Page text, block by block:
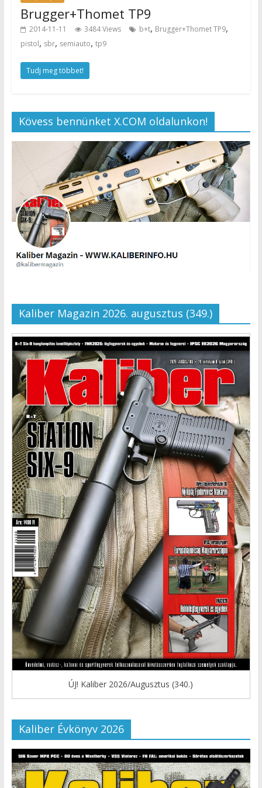
Brugger+Thomet TP9
2014-11-11 3484 Views b+t, Brugger+Thomet TP9,
pistol, sbr, semiauto, tp9
Tudj meg többet!
Kövess bennünket X.COM oldalunkon!
Kaliber Magazin 2026. augusztus (349.)
ÚJ! Kaliber 2026/Augusztus (340.)
Kaliber Évkönyv 2026